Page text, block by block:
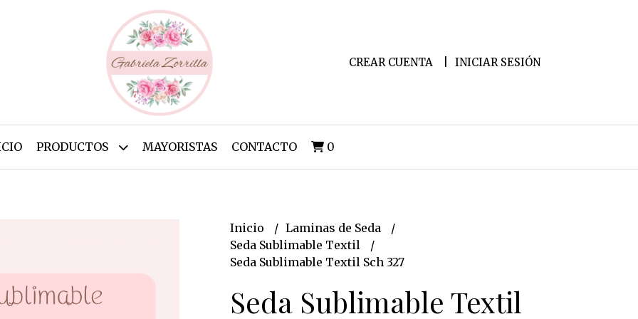
CREAR CUENTA INICIAR SESIÓN
PRODUCTOS MAYORISTAS CONTACTO 0
Inicio
Laminas de Seda
Seda Sublimable Textil
Seda Sublimable Textil Sch 327
Seda Sublimable Textil